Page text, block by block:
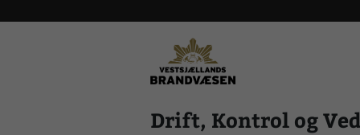
Drift, Kontrol og